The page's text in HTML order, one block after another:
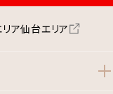
ア仙台エリア